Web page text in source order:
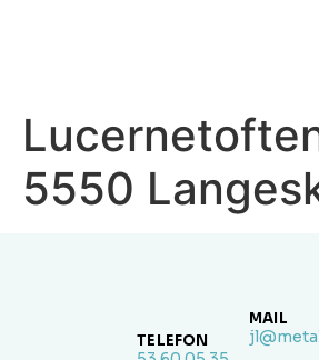
5550
TELEFON
MAIL